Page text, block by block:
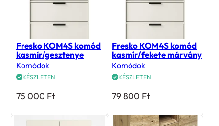
Fresko KOM4S komód
kasmír/gesztenye
Komódok
KÉSZLETEN
75 000 Ft
Fresko KOM4S komód
kasmír/fekete márvány
Komódok
KÉSZLETEN
79 800 Ft